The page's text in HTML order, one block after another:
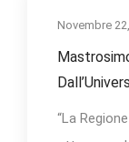
Novembre
“La